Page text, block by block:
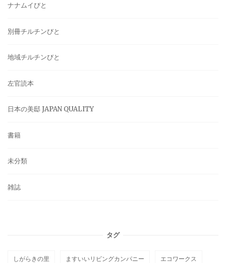
ナナムイびと
別冊チルチンびと
地域チルチンびと
左官読本
日本の美邸 JAPAN QUALITY
書籍
未分類
雑誌
タグ
しがらきの里 ますいいリビングカンパニー エコワークス